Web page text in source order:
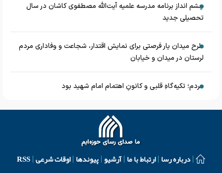
چشم‌ انداز برنامه مدرسه علمیه آیت‌الله مصطفوی کاشان در سال
تحصیلی جدید
طرح میدان یار فرصتی برای نمایش اقتدار، شجاعت و وفاداری مردم
لرستان در میدان و خیابان
مردم؛ تکیه‌گاهِ قلبی و کانونِ اهتمام امام شهید بود
درباره رسا ارتباط با ما آرشیو پیوندها اوقات شرعی RSS